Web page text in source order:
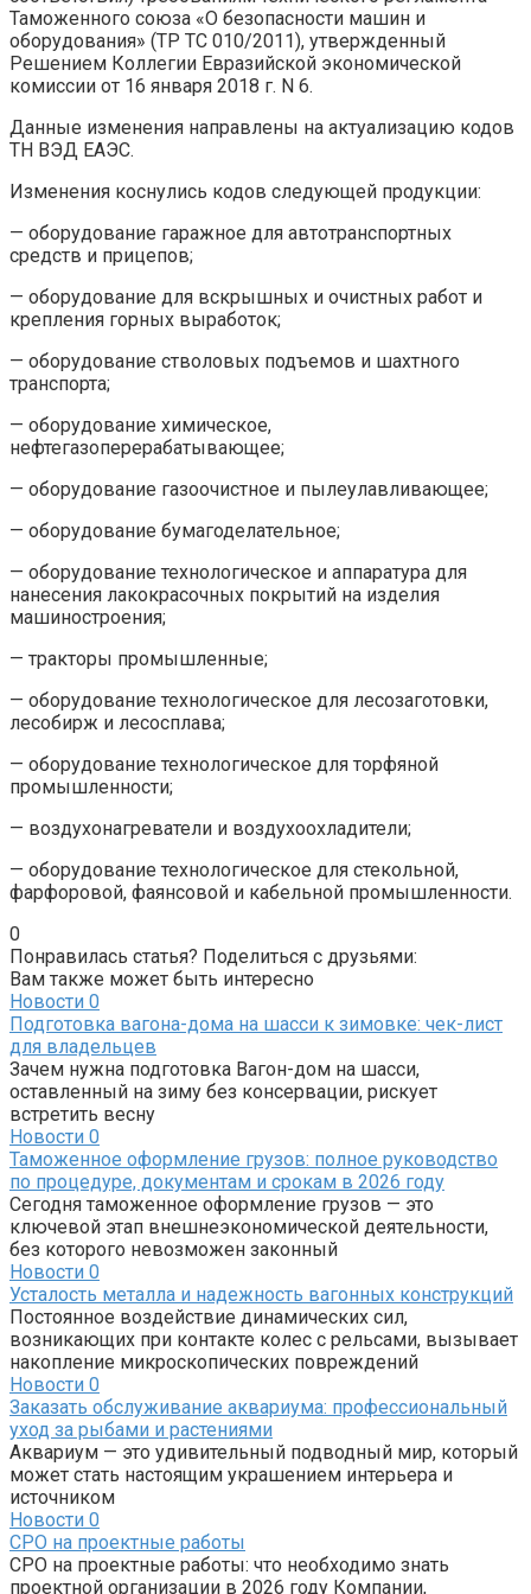
Таможенного союза «О безопасности машин и
оборудования» (ТР ТС 010/2011), утвержденный
Решением Коллегии Евразийской экономической
комиссии от 16 января 2018 г. N 6.
Данные изменения направлены на актуализацию кодов
ТН ВЭД ЕАЭС.
Изменения коснулись кодов следующей продукции:
— оборудование гаражное для автотранспортных
средств и прицепов;
— оборудование для вскрышных и очистных работ и
крепления горных выработок;
— оборудование стволовых подъемов и шахтного
транспорта;
— оборудование химическое,
нефтегазоперерабатывающее;
— оборудование газоочистное и пылеулавливающее;
— оборудование бумагоделательное;
— оборудование технологическое и аппаратура для
нанесения лакокрасочных покрытий на изделия
машиностроения;
— тракторы промышленные;
— оборудование технологическое для лесозаготовки,
лесобирж и лесосплава;
— оборудование технологическое для торфяной
промышленности;
— воздухонагреватели и воздухоохладители;
— оборудование технологическое для стекольной,
фарфоровой, фаянсовой и кабельной промышленности.
0
Понравилась статья? Поделиться с друзьями:
Вам также может быть интересно
Новости 0
Подготовка вагона-дома на шасси к зимовке: чек-лист
для владельцев
Зачем нужна подготовка Вагон-дом на шасси,
оставленный на зиму без консервации, рискует
встретить весну
Новости 0
Таможенное оформление грузов: полное руководство
по процедуре, документам и срокам в 2026 году
Сегодня таможенное оформление грузов — это
ключевой этап внешнеэкономической деятельности,
без которого невозможен законный
Новости 0
Усталость металла и надежность вагонных конструкций
Постоянное воздействие динамических сил,
возникающих при контакте колес с рельсами, вызывает
накопление микроскопических повреждений
Новости 0
Заказать обслуживание аквариума: профессиональный
уход за рыбами и растениями
Аквариум — это удивительный подводный мир, который
может стать настоящим украшением интерьера и
источником
Новости 0
СРО на проектные работы
СРО на проектные работы: что необходимо знать
проектной организации в 2026 году Компании,